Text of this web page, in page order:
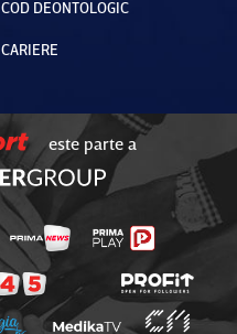
COD DEONTOLOGIC
CARIERE
este parte a